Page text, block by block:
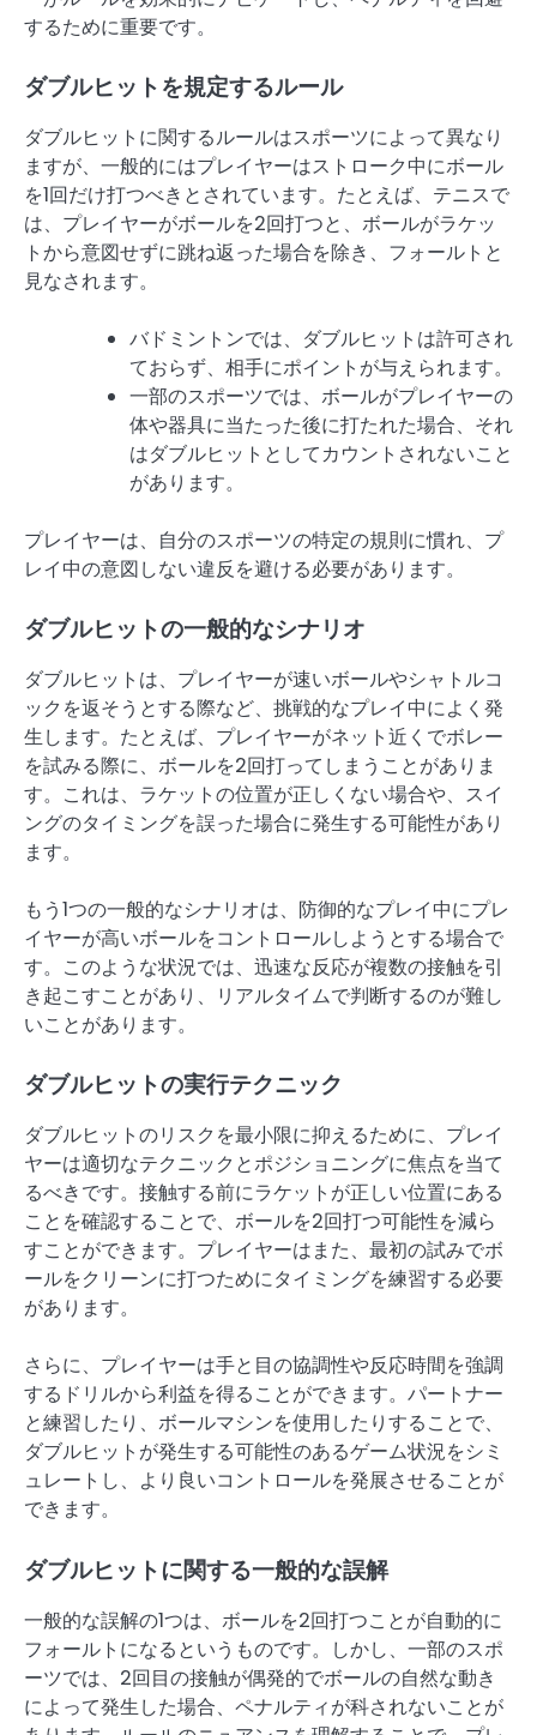
するために重要です。
ダブルヒットを規定するルール
ダブルヒットに関するルールはスポーツによって異なり
ますが、一般的にはプレイヤーはストローク中にボール
を1回だけ打つべきとされています。たとえば、テニスで
は、プレイヤーがボールを2回打つと、ボールがラケッ
トから意図せずに跳ね返った場合を除き、フォールトと
見なされます。
バドミントンでは、ダブルヒットは許可され
ておらず、相手にポイントが与えられます。
一部のスポーツでは、ボールがプレイヤーの
体や器具に当たった後に打たれた場合、それ
はダブルヒットとしてカウントされないこと
があります。
プレイヤーは、自分のスポーツの特定の規則に慣れ、プ
レイ中の意図しない違反を避ける必要があります。
ダブルヒットの一般的なシナリオ
ダブルヒットは、プレイヤーが速いボールやシャトルコ
ックを返そうとする際など、挑戦的なプレイ中によく発
生します。たとえば、プレイヤーがネット近くでボレー
を試みる際に、ボールを2回打ってしまうことがありま
す。これは、ラケットの位置が正しくない場合や、スイ
ングのタイミングを誤った場合に発生する可能性があり
ます。
もう1つの一般的なシナリオは、防御的なプレイ中にプレ
イヤーが高いボールをコントロールしようとする場合で
す。このような状況では、迅速な反応が複数の接触を引
き起こすことがあり、リアルタイムで判断するのが難し
いことがあります。
ダブルヒットの実行テクニック
ダブルヒットのリスクを最小限に抑えるために、プレイ
ヤーは適切なテクニックとポジショニングに焦点を当て
るべきです。接触する前にラケットが正しい位置にある
ことを確認することで、ボールを2回打つ可能性を減ら
すことができます。プレイヤーはまた、最初の試みでボ
ールをクリーンに打つためにタイミングを練習する必要
があります。
さらに、プレイヤーは手と目の協調性や反応時間を強調
するドリルから利益を得ることができます。パートナー
と練習したり、ボールマシンを使用したりすることで、
ダブルヒットが発生する可能性のあるゲーム状況をシミ
ュレートし、より良いコントロールを発展させることが
できます。
ダブルヒットに関する一般的な誤解
一般的な誤解の1つは、ボールを2回打つことが自動的に
フォールトになるというものです。しかし、一部のスポ
ーツでは、2回目の接触が偶発的でボールの自然な動き
によって発生した場合、ペナルティが科されないことが